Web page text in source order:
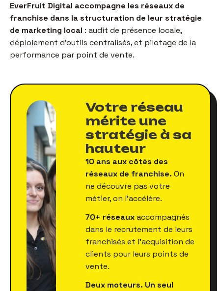
EverFruit Digital accompagne les réseaux de
franchise dans la structuration de leur stratégie
de marketing local : audit de présence locale,
déploiement d'outils centralisés, et pilotage de la
performance par point de vente.
Votre réseau
mérite une
stratégie à sa
hauteur
10 ans aux côtés des
réseaux de franchise. On
ne découvre pas votre
métier, on l'accélère.
70+ réseauxaccompagnés
dans le recrutement de leurs
franchisés et l'acquisition de
clients pour leurs points de
vente.
Deux moteurs. Un seul